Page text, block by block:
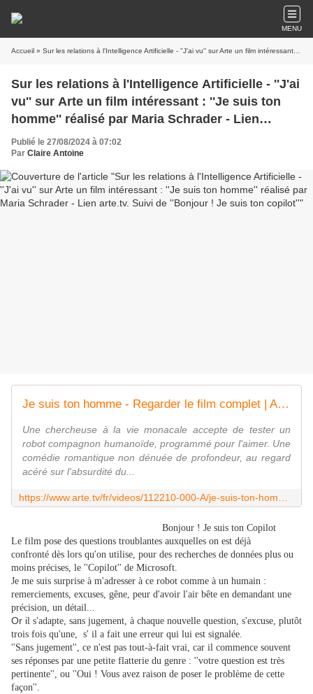
MENU
Accueil » Sur les relations à l'Intelligence Artificielle - ''J'ai vu'' sur Arte un film intéressant : ''Je suis ton homme'' réalisé par Maria Schrader - Lien arte.tv. Suivi de ''Bonjour ! Je suis ton copilot''
Sur les relations à l'Intelligence Artificielle - ''J'ai
vu'' sur Arte un film intéressant : ''Je suis ton
homme'' réalisé par Maria Schrader - Lien
arte.tv. Suivi de ''Bonjour ! Je suis ton copilot''
Publié le 27/08/2024 à 07:02
Par Claire Antoine
Je suis ton homme - Regarder le film complet | ARTE
Une chercheuse à la vie monacale accepte de tester un
robot compagnon humanoïde, programmé pour l'aimer. Une
comédie romantique non dénuée de profondeur, au regard
acéré sur l'absurdité du...
Bonjour ! Je suis ton Copilot
Le film pose des questions troublantes auxquelles on est déjà
confronté dès lors qu'on utilise, pour des recherches de données plus ou
moins précises, le ''Copilot'' de Microsoft.
Je me suis surprise à m'adresser à ce robot comme à un humain :
remerciements, excuses, gêne, peur d'avoir l'air bête en demandant une
précision, un détail...
Or il s'adapte, sans jugement, à chaque nouvelle question, s'excuse, plutôt
trois fois qu'une, s' il a fait une erreur qui lui est signalée.
''Sans jugement'', ce n'est pas tout-à-fait vrai, car il commence souvent
ses réponses par une petite flatterie du genre : ''votre question est très
pertinente'', ou ''Oui ! Vous avez raison de poser le problème de cette
façon''.